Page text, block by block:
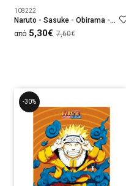
108222
Naruto - Sasuke - Obirama - Obito
από 5,30€ 7,60€
-30%